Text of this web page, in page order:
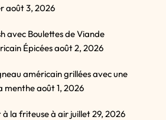
août 3, 2026
avec Boulettes de Viande
Épicéesaoût 2, 2026
américain grillées avec une
mentheaoût 1, 2026
à la friteuse à air juillet 29, 2026